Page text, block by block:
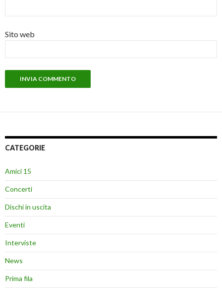
Sito web
CATEGORIE
Amici 15
Concerti
Dischi in uscita
Eventi
Interviste
News
Prima fila